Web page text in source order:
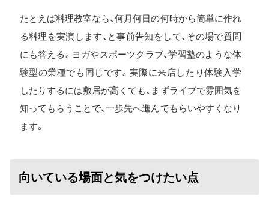
たとえば料理教室なら、何月何日の何時から簡単に作れ
る料理を実演します、と事前告知をして、その場で質問
にも答える。ヨガやスポーツクラブ、学習塾のような体
験型の業種でも同じです。実際に来店したり体験入学
したりするには敷居が高くても、まずライブで雰囲気を
知ってもらうことで、一歩先へ進んでもらいやすくなり
ます。
向いている場面と気をつけたい点